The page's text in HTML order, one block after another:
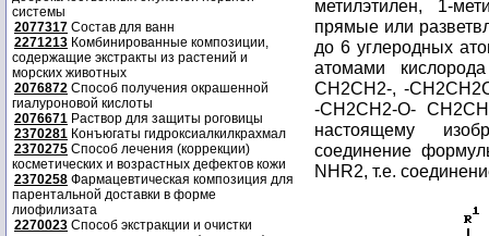
системы
2077317 Состав для ванн
2271213 Комбинированные композиции,
содержащие экстракты из растений и
морских животных
2076872 Способ получения окрашенной
гиалуроновой кислоты
2076671 Раствор для защиты роговицы
2370281 Конъюгаты гидроксиалкилкрахмал
2370275 Способ лечения (коррекции)
косметических и возрастных дефектов кожи
2370258 Фармацевтическая композиция для
парентальной доставки в форме
лиофилизата
2270023 Способ экстракции и очистки
метилэтилен, 1-
прямые или
до 6 углеродных
атомами
CH2CH2-, -
-CH2CH2-O-
настоящему
соединение
NHR2, т.е.